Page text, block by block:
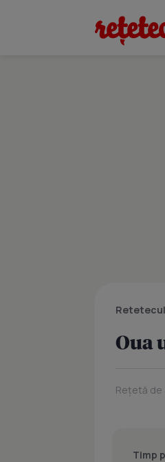
Oua
Rețetă de
Timp